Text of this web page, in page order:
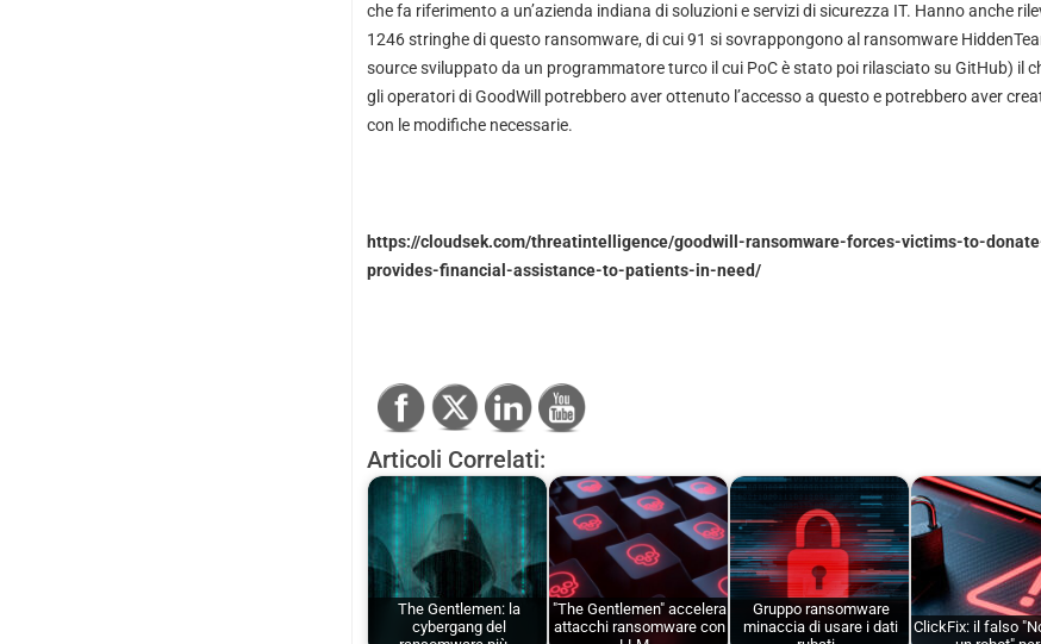
che fa riferimento a un’azienda indiana di soluzioni e servizi di sicurezza IT. Hanno anche
1246 stringhe di questo ransomware, di cui 91 si sovrappongono al ransomware
source sviluppato da un programmatore turco il cui PoC è stato poi rilasciato su GitHub) il
gli operatori di GoodWill potrebbero aver ottenuto l’accesso a questo e potrebbero aver
con le modifiche necessarie.
https://cloudsek.com/threatintelligence/goodwill-ransomware-forces-victims-to-
provides-financial-assistance-to-patients-in-need/
Articoli Correlati:
The Gentlemen: la
cybergang del
"The Gentlemen" accelera
attacchi ransomware con
Gruppo ransomware
minaccia di usare i dati
ClickFix: il falso